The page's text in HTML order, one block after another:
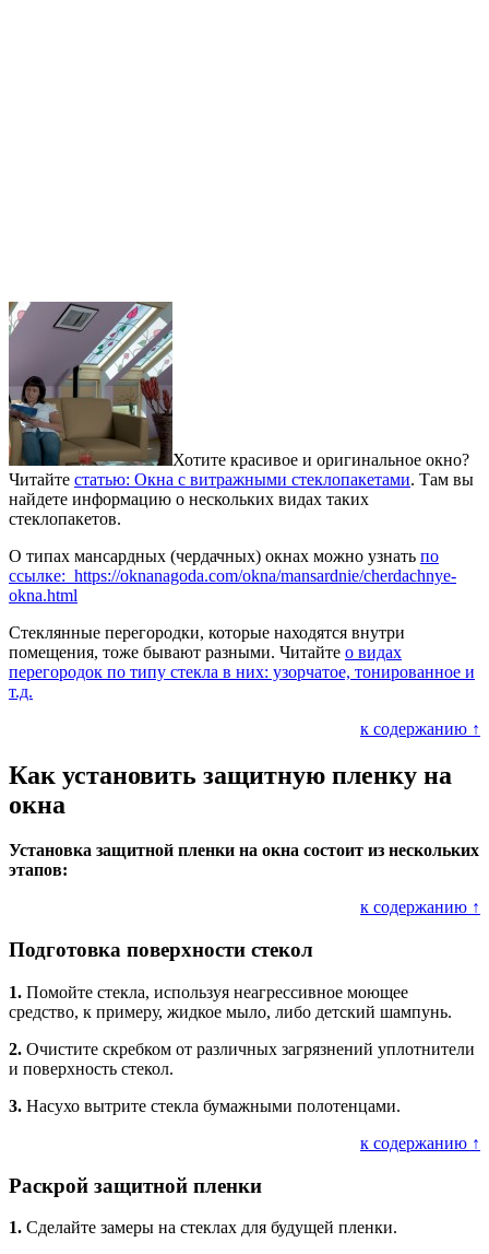
Хотите красивое и оригинальное окно?
Читайте статью: Окна с витражными стеклопакетами. Там вы
найдете информацию о нескольких видах таких
стеклопакетов.
О типах мансардных (чердачных) окнах можно узнать по
ссылке: https://oknanagoda.com/okna/mansardnie/cherdachnye-
okna.html
Стеклянные перегородки, которые находятся внутри
помещения, тоже бывают разными. Читайте о видах
перегородок по типу стекла в них: узорчатое, тонированное и
т.д.
к содержанию ↑
Как установить защитную пленку на
окна
Установка защитной пленки на окна состоит из нескольких
этапов:
к содержанию ↑
Подготовка поверхности стекол
1. Помойте стекла, используя неагрессивное моющее
средство, к примеру, жидкое мыло, либо детский шампунь.
2. Очистите скребком от различных загрязнений уплотнители
и поверхность стекол.
3. Насухо вытрите стекла бумажными полотенцами.
к содержанию ↑
Раскрой защитной пленки
1. Сделайте замеры на стеклах для будущей пленки.